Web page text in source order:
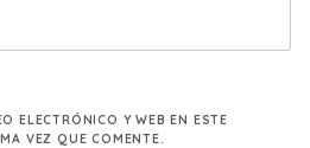
ELECTRÓNICO Y WEB EN ESTE
VEZ QUE COMENTE.